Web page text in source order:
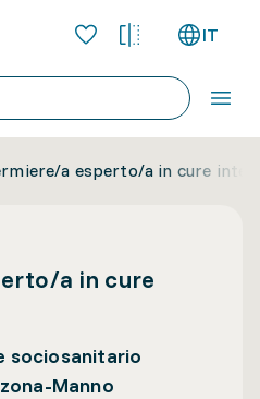
IT
a esperto/a in cure
a in cure
sociosanitario
Manno